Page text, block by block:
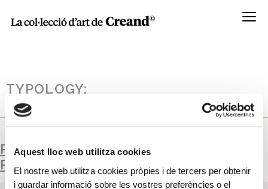
Aquest lloc web utilitza cookies
El nostre web utilitza cookies pròpies i de tercers per obtenir
i guardar informació sobre les vostres preferències o el
Menú
TYPOLOGY:
CAIXA DE FUSTA
RELLOTGE DE SOL EQUATORIAL
PORTÀTIL AMB BRÚIXOLA